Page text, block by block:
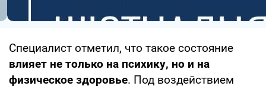
Специалист отметил, что такое состояние
влияет не только на психику, но и на
физическое здоровье. Под воздействием